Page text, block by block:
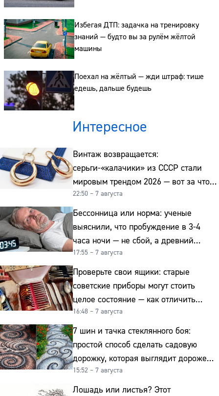
Избегая ДТП: задачка на тренировку
знаний — будто вы за рулём жёлтой
машины
Поехал на жёлтый — жди штраф: тише
едешь, дальше будешь
Интересное
Винтаж возвращается:
серьги-«калачики» из СССР стали
мировым трендом 2026 — вот за что
их ценят ювелиры
22:50 – 7 августа
Бессонница или норма: ученые
выяснили, что пробуждение в 3-4
часа ночи — не сбой, а древний
биологический ритм
17:55 – 7 августа
Проверьте свои ящики: старые
советские приборы могут стоить
целое состояние — как отличить
подделку от мельхиора
16:48 – 7 августа
7 шин и тачка стеклянного боя:
простой способ сделать садовую
дорожку, которая выглядит дороже
гранита
15:52 – 7 августа
Лошадь или листья? Этот
Адрес:
Телефон: